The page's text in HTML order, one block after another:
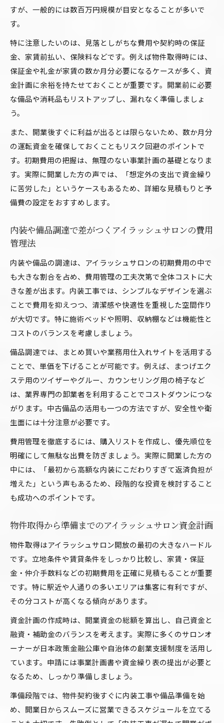
準備の方法
践ノウハウ
自宅サロン開放時の必要資金とアイラッシュサ
ロン運営術
自己資金と融資のバランスで叶えるアイラッシ
ュサロン開業
利益を最大化するアイラッシュサロン開放の手
順と考え方
初期費用と利益率を比較するアイラッシュサロ
ン開放事例
客単価アップを目指すアイラッシュサロンの施
策とは
ンの利益構造
ポイント
数字で判断するための収益シミュレーション実践法
アイラッシュサロン収益シミュレーションの基
本ステップ
実際の数字で見直すアイラッシュサロン利益予
月商や年収を計算するアイラッシュサロンの実
践例
客単価・施術数で考えるアイラッシュサロンの
収益構築法
固定費・集客コストを考慮したリアルな利益計
サロン開放後の税務や届出漏れを防ぐポイント
アイラッシュサロン開放後の税務と届出の基礎
知識
美容師免許と保健所手続きで安心のアイラッシ
青色申告・開業届の重要性とアイラッシュサロ
ン実務
業務委託や面貸しとの違いを知るアイラッシュ
サロン開放
確定申告で損をしないアイラッシュサロン運営
ポイント
初めてのアイラッシュサロン運営で利益を安定化す
るコツ
集客とリピーター獲得で安定するアイラッシュ
サロン運営法
アイラッシュサロンの売上アップに役立つ実践
的ノウハウ
コスト削減と効率化で利益を守るアイラッシュ
すが、一般的には数百万円規模が目安となることが多いで
す。
特に注意したいのは、見落としがちな費用や契約時の保証
金、家賃前払い、保険料などです。例えば物件取得時には、
保証金や礼金が家賃の数か月分必要になるケースが多く、資
金計画に余裕を持たせておくことが重要です。開業前に必要
な備品や消耗品もリストアップし、漏れなく準備しましょ
う。
また、開業後すぐに利益が出るとは限らないため、数か月分
の運転資金を確保しておくこともリスク回避のポイントで
す。初期費用の把握は、無理のない事業計画の基礎となりま
す。実際に開業した方の声では、「想定外の支出で資金繰り
に苦労した」というケースもあるため、詳細な見積もりと予
備費の設定をおすすめします。
内装や備品調達で差がつくアイラッシュサロンの費用
管理法
内装や備品の調達は、アイラッシュサロンの初期費用の中で
も大きな割合を占め、費用管理の工夫次第で全体コストに大
きな差が出ます。内装工事では、シンプルなデザインを選ぶ
ことで費用を抑えつつ、清潔感や快適性を重視した空間作り
が大切です。特に施術ベッドや照明、収納棚などは機能性と
コストのバランスを考慮しましょう。
備品調達では、まとめ買いや業務用仕入れサイトを活用する
ことで、単価を下げることが可能です。例えば、まつげエク
ステ用のツイザーやグルー、カウンセリング用の椅子など
は、業界専門の卸業者を利用することでコストダウンにつな
がります。中古備品の活用も一つの方法ですが、安全性や衛
生面には十分注意が必要です。
費用管理を徹底するには、購入リストを作成し、優先順位を
明確にして無駄な出費を防ぎましょう。実際に開業した方の
中には、「最初から高額な内装にこだわりすぎて返済負担が
増えた」という声もあるため、段階的な投資を検討すること
も成功へのポイントです。
物件取得から準備までのアイラッシュサロン資金計画
物件取得はアイラッシュサロン開放の最初の大きなハードル
です。立地条件や賃貸条件をしっかり比較し、家賃・保証
金・仲介手数料などの初期費用を正確に見積もることが重要
です。特に駅近や人通りの多いエリアは集客に有利ですが、
その分コストが高くなる傾向があります。
資金計画の作成時は、開業資金の総額を算出し、自己資金と
融資・補助金のバランスを考えます。実際に多くのサロンオ
ーナーが日本政策金融公庫や自治体の創業支援制度を活用し
ています。申請には事業計画書や資金繰り表の提出が必要と
なるため、しっかり準備しましょう。
準備段階では、物件契約後すぐに内装工事や備品準備を始
め、開業日からスムーズに営業できるスケジュールを立てる